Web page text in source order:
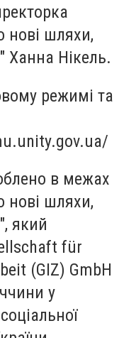
нові шляхи,
Ханна Нікель.
режимі та
в межах
нові шляхи,
який
für
(GIZ) GmbH
у